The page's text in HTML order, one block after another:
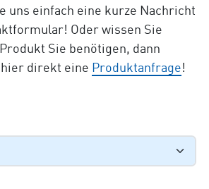
uns einfach eine kurze Nachricht
Oder wissen Sie
Sie benötigen, dann
direkt eine Produktanfrage!